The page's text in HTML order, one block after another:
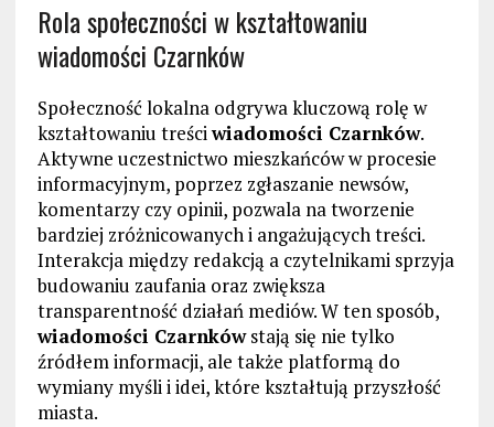
Rola społeczności w kształtowaniu
wiadomości Czarnków
Społeczność lokalna odgrywa kluczową rolę w
kształtowaniu treściwiadomości Czarnków.
Aktywne uczestnictwo mieszkańców w procesie
informacyjnym, poprzez zgłaszanie newsów,
komentarzy czy opinii, pozwala na tworzenie
bardziej zróżnicowanych i angażujących treści.
Interakcja między redakcją a czytelnikami sprzyja
budowaniu zaufania oraz zwiększa
transparentność działań mediów. W ten sposób,
wiadomości Czarnkówstają się nie tylko
źródłem informacji, ale także platformą do
wymiany myśli i idei, które kształtują przyszłość
miasta.